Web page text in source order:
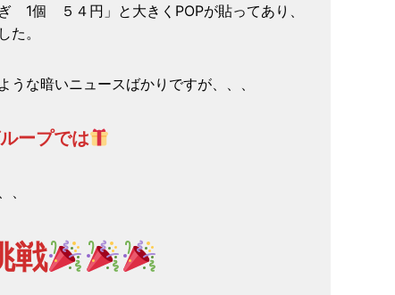
1個 ５４円」と大きくPOPが貼ってあり、
。
な暗いニュースばかりですが、、、
ープでは
戦